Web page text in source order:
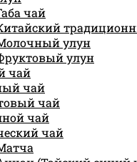
чай
улун
улун
чай
чай
чай
чай
чай